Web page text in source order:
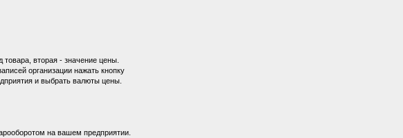
вторая - значение цены.
организации нажать кнопку
и выбрать валюты цены.
на вашем предприятии.